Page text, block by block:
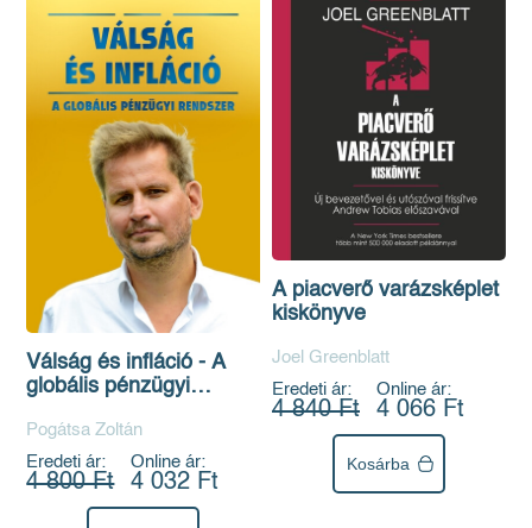
Válság és infláció - A
globális pénzügyi
Pogátsa Zoltán
Eredeti ár:
4 800 Ft
Online ár:
4 032 Ft
A piacverő varázsképlet
kiskönyve
Joel Greenblatt
Eredeti ár:
4 840 Ft
Online ár:
4 066 Ft
Kosárba